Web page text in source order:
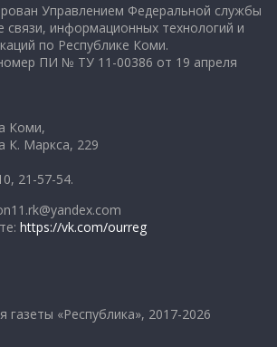
Управлением Федеральной службы
связи, информационных технологий и
по Республике Коми.
ПИ № ТУ 11-00386 от 19 апреля
Коми,
К. Маркса, 229
21-57-54.
https://vk.com/ourreg
газеты «Республика», 2017-2026